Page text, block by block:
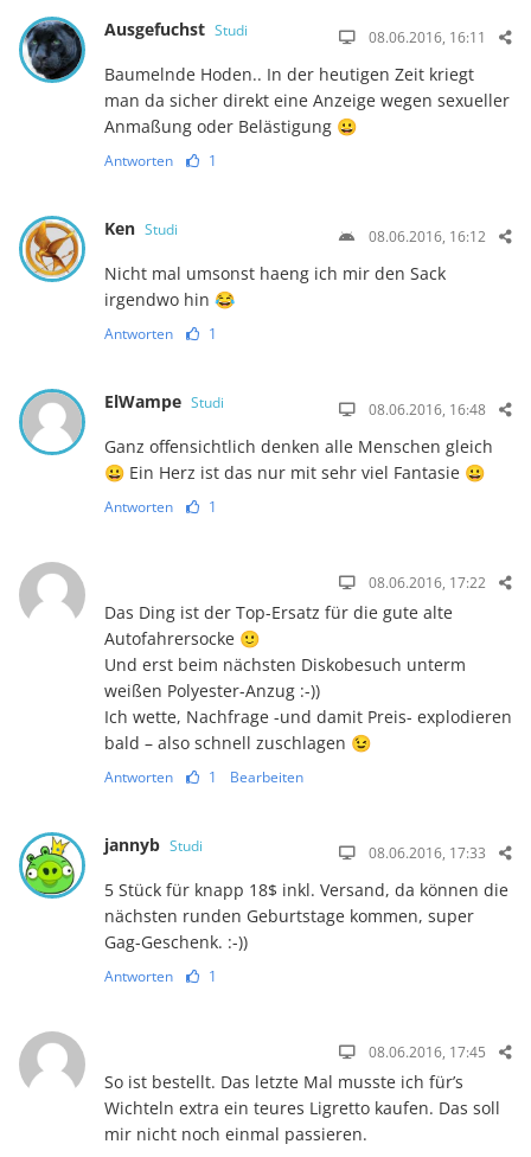
Ausgefuchst Studi 08.06.2016, 16:11
Baumelnde Hoden.. In der heutigen Zeit kriegt
man da sicher direkt eine Anzeige wegen sexueller
Anmaßung oder Belästigung 😀
Antworten 1
Ken Studi 08.06.2016, 16:12
Nicht mal umsonst haeng ich mir den Sack
irgendwo hin 😂
Antworten 1
ElWampe Studi 08.06.2016, 16:48
Ganz offensichtlich denken alle Menschen gleich
😀 Ein Herz ist das nur mit sehr viel Fantasie 😀
Antworten 1
08.06.2016, 17:22
Das Ding ist der Top-Ersatz für die gute alte
Autofahrersocke 🙂
Und erst beim nächsten Diskobesuch unterm
weißen Polyester-Anzug :-))
Ich wette, Nachfrage -und damit Preis- explodieren
bald – also schnell zuschlagen 😉
Antworten 1 Bearbeiten
jannyb Studi 08.06.2016, 17:33
5 Stück für knapp 18$ inkl. Versand, da können die
nächsten runden Geburtstage kommen, super
Gag-Geschenk. :-))
Antworten 1
08.06.2016, 17:45
So ist bestellt. Das letzte Mal musste ich für’s
Wichteln extra ein teures Ligretto kaufen. Das soll
mir nicht noch einmal passieren.